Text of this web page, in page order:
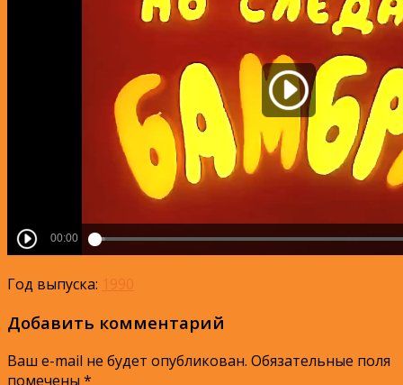
Год выпуска: 1990
Добавить комментарий
Ваш e-mail не будет опубликован. Обязательные поля
помечены *